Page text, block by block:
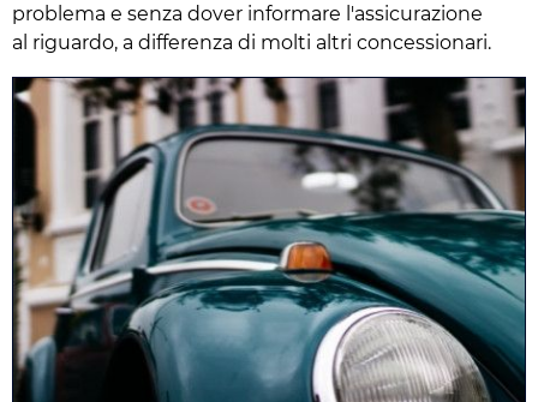
problema e senza dover informare l'assicurazione
al riguardo, a differenza di molti altri concessionari.